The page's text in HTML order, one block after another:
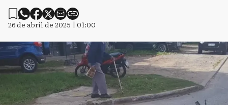
26 de abril de 2025 | 01:00